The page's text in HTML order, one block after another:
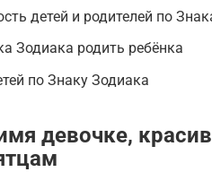
детей и родителей по
Зодиака родить ребёнка
по Знаку Зодиака
девочке,